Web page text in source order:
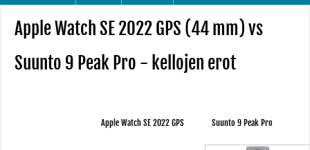
Apple Watch SE 2022 GPS (44 mm) vs
Suunto 9 Peak Pro - kellojen erot
Apple Watch SE 2022 GPS Suunto 9 Peak Pro